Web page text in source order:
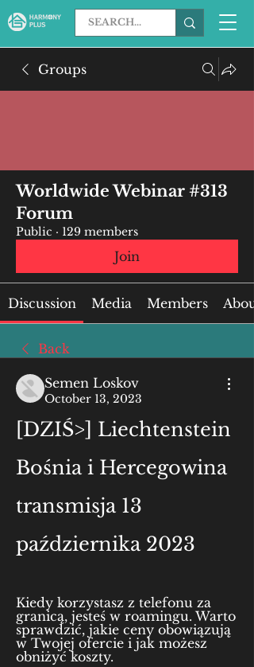
Groups
Worldwide Webinar #313
Forum
Public · 129 members
Join
Discussion Media Members About
Back
Semen Loskov
October 13, 2023
[DZIŚ>] Liechtenstein
Bośnia i Hercegowina
transmisja 13
października 2023
Kiedy korzystasz z telefonu za
granicą, jesteś w roamingu. Warto
sprawdzić, jakie ceny obowiązują
w Twojej ofercie i jak możesz
obniżyć koszty.